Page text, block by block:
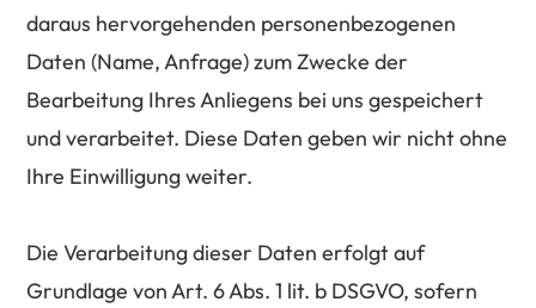
daraus hervorgehenden personenbezogenen
Daten (Name, Anfrage) zum Zwecke der
Bearbeitung Ihres Anliegens bei uns gespeichert
und verarbeitet. Diese Daten geben wir nicht ohne
Ihre Einwilligung weiter.
Die Verarbeitung dieser Daten erfolgt auf
Grundlage von Art. 6 Abs. 1 lit. b DSGVO, sofern